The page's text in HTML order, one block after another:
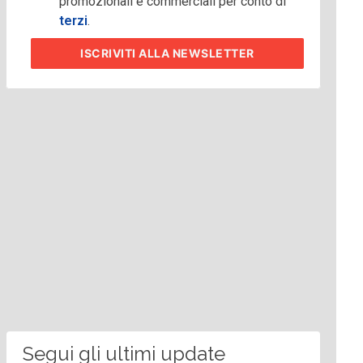
terzi.
ISCRIVITIALLA NEWSLETTER
Segui gli ultimi update